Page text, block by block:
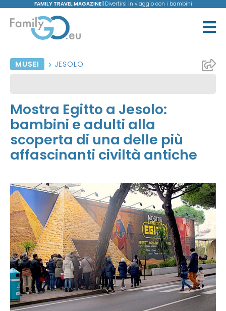
FAMILY TRAVEL MAGAZINE | Divertirsi in viaggio con i bambini
MUSEI JESOLO
Mostra Egitto a Jesolo:
bambini e adulti alla
scoperta di una delle più
affascinanti civiltà antiche